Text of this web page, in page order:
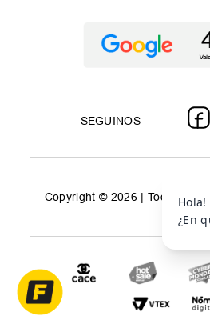
SEGUINOS
Copyright © 2026 | Todos los